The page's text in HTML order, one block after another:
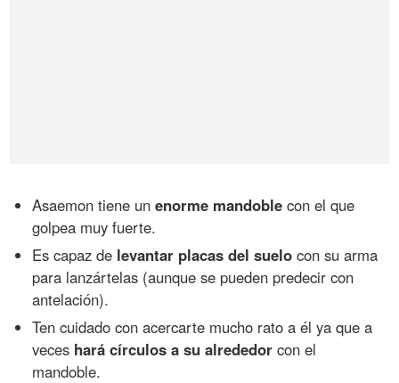
Asaemon tiene unenorme mandoble con el que
golpea muy fuerte.
Es capaz de levantar placas del suelo con su arma
para lanzártelas (aunque se pueden predecir con
antelación).
Ten cuidado con acercarte mucho rato a él ya que a
veces hará círculos a su alrededor con el
mandoble.